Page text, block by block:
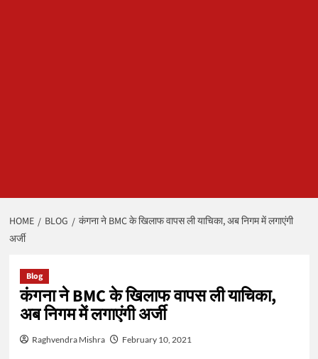
HOME BLOG
कंगना ने BMC के खिलाफ वापस ली याचिका, अब निगम में लगाएंगी
अर्जी
Blog
कंगना ने BMC के खिलाफ वापस ली याचिका,
अब निगम में लगाएंगी अर्जी
Raghvendra Mishra February 10, 2021